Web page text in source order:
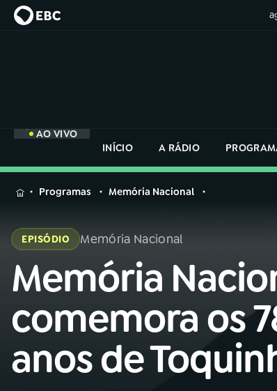
AO VIVO
INÍCIO
A RÁDIO
MENU
Buscar
na
Rádio
Nacional
01 INÍCIO
na
Rádio
Programas Memória Nacional
EPISÓDIO Memória Nacional
Memória
comemora os
anos de